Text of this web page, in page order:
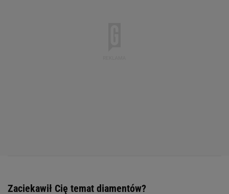
Zaciekawił Cię temat diamentów?